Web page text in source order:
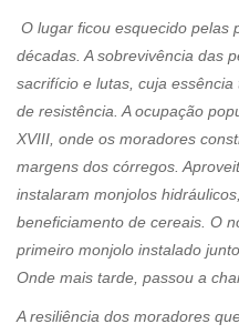
O lugar ficou esquecido pelas
décadas. A sobrevivência das
sacrifício e lutas, cuja
de resistência. A ocupação
XVIII, onde os moradores
margens dos córregos.
instalaram monjolos
beneficiamento de cereais. O
primeiro monjolo instalado
Onde mais tarde, passou a
A resiliência dos moradores